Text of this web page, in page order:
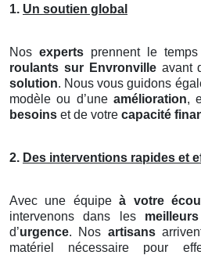
1. Un soutien global
Nos experts prennent le
roulants sur Envronville avant
solution. Nous vous guidons
modèle ou d’une amélioration,
besoins et de votre capacité
2. Des interventions rapides et
Avec une équipeà votre
intervenons dans les
d’urgence. Nos artisans
matériel nécessaire pour